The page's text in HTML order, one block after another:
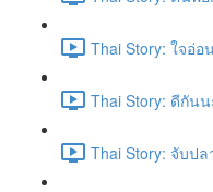
Thai Story: ใจอ่อ
Thai Story: ดีกัน
Thai Story: จับป